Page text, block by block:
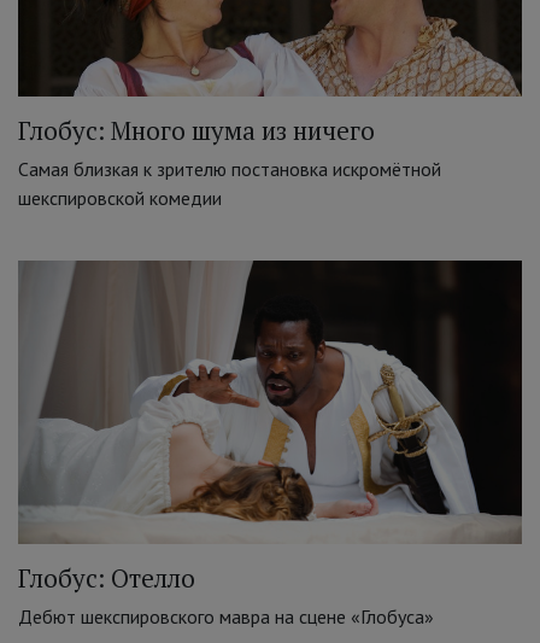
Глобус: Много шума из ничего
Самая близкая к зрителю постановка искромётной
шекспировской комедии
Глобус: Отелло
Дебют шекспировского мавра на сцене «Глобуса»